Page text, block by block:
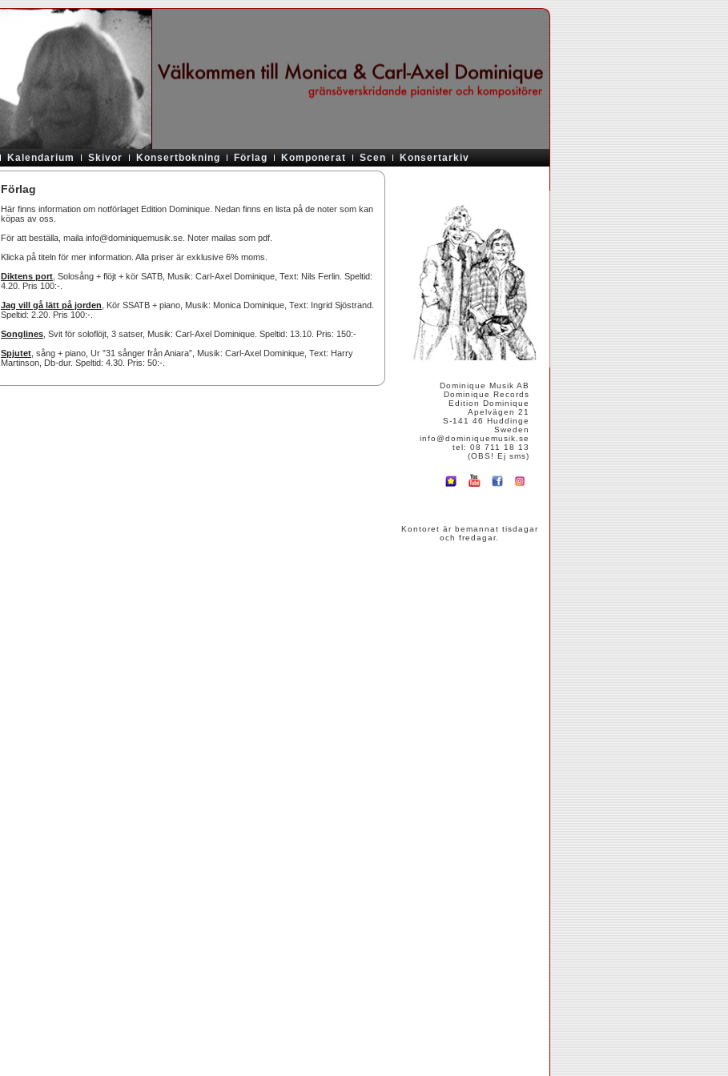
Kalendarium Skivor Konsertbokning Förlag Komponerat Scen Konsertarkiv
Förlag
Här finns information om notförlaget Edition Dominique. Nedan finns en lista på de noter som kan
köpas av oss.
För att beställa, maila info@dominiquemusik.se. Noter mailas som pdf.
Klicka på titeln för mer information. Alla priser är exklusive 6% moms.
Diktens port , Solosång + flöjt + kör SATB, Musik: Carl-Axel Dominique, Text: Nils Ferlin. Speltid:
4.20. Pris 100:-.
Jag vill gå lätt på jorden , Kör SSATB + piano, Musik: Monica Dominique, Text: Ingrid Sjöstrand.
Speltid: 2.20. Pris 100:-.
Songlines , Svit för soloflöjt, 3 satser, Musik: Carl-Axel Dominique. Speltid: 13.10. Pris: 150:-
Spjutet , sång + piano, Ur ”31 sånger från Aniara”, Musik: Carl-Axel Dominique, Text: Harry
Martinson, Db-dur. Speltid: 4.30. Pris: 50:-.
Dominique Musik AB
Dominique Records
Edition Dominique
Apelvägen 21
S-141 46 Huddinge
Sweden
info@dominiquemusik.se
tel: 08 711 18 13
(OBS! Ej sms)
Kontoret är bemannat tisdagar
och fredagar.